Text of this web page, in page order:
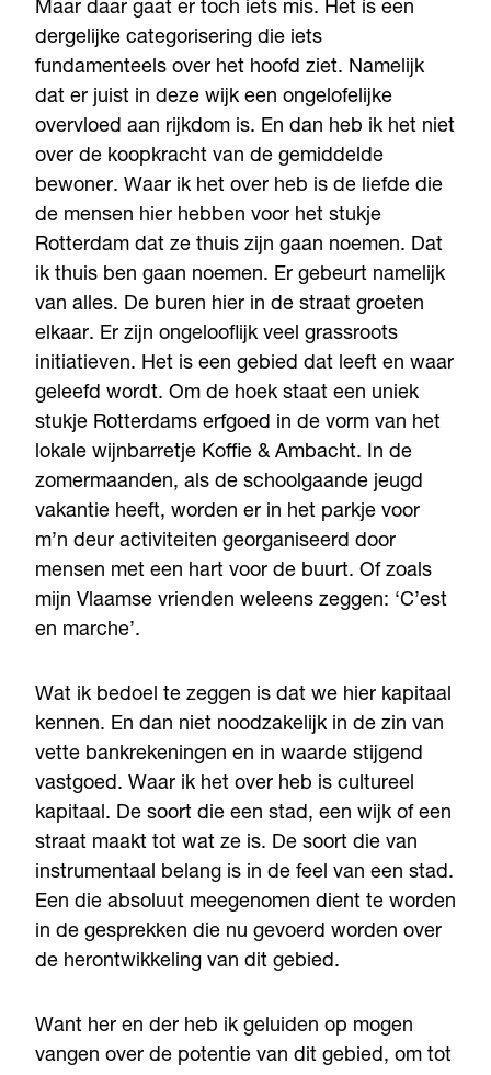
Maar daar gaat er toch iets mis. Het is een
dergelijke categorisering die iets
fundamenteels over het hoofd ziet. Namelijk
dat er juist in deze wijk een ongelofelijke
overvloed aan rijkdom is. En dan heb ik het niet
over de koopkracht van de gemiddelde
bewoner. Waar ik het over heb is de liefde die
de mensen hier hebben voor het stukje
Rotterdam dat ze thuis zijn gaan noemen. Dat
ik thuis ben gaan noemen. Er gebeurt namelijk
van alles. De buren hier in de straat groeten
elkaar. Er zijn ongelooflijk veel grassroots
initiatieven. Het is een gebied dat leeft en waar
geleefd wordt. Om de hoek staat een uniek
stukje Rotterdams erfgoed in de vorm van het
lokale wijnbarretje Koffie & Ambacht. In de
zomermaanden, als de schoolgaande jeugd
vakantie heeft, worden er in het parkje voor
m’n deur activiteiten georganiseerd door
mensen met een hart voor de buurt. Of zoals
mijn Vlaamse vrienden weleens zeggen: ‘C’est
en marche’.
Wat ik bedoel te zeggen is dat we hier kapitaal
kennen. En dan niet noodzakelijk in de zin van
vette bankrekeningen en in waarde stijgend
vastgoed. Waar ik het over heb is cultureel
kapitaal. De soort die een stad, een wijk of een
straat maakt tot wat ze is. De soort die van
instrumentaal belang is in de feel van een stad.
Een die absoluut meegenomen dient te worden
in de gesprekken die nu gevoerd worden over
de herontwikkeling van dit gebied.
Want her en der heb ik geluiden op mogen
vangen over de potentie van dit gebied, om tot